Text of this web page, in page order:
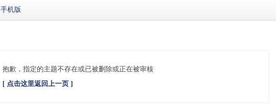
手机版
抱歉，指定的主题不存在或已被删除或正在被审核
[ 点击这里返回上一页 ]